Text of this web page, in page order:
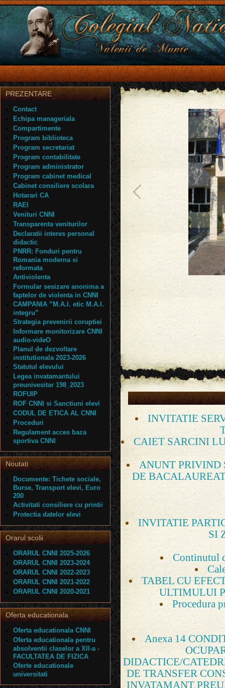
/
INVITATIE
CAIET SARCINI
ANUNT PRIVIND
DE
INVITATIE
SI
Continutul
TABEL CU
ULTIMULUI
Procedura
Anexa 14
DIDACTICE/
DE TRANSFER
INVATAMANT
PREZENTARE
Contact
Echipa manageriala
Compartimente
Program biblioteca
Program secretariat
Program contabilitate
Program administrator
Program cabinet medical
Cabinet consiliere scolara
Hotarari CA
RAEI
Venituri CNNI
Transparenta veniturilor
Declaratii interes personal
didactic
PNRR: Fonduri pentru
Romania moderna si
reformata
Antiviolenta
Formular sesizare anonima a
faptelor de violenta in CNNI
CAMPANIA ”M.A.I. etic M.A.I.
integru”
Strategia prevenirii coruptiei
Informare monitorizare CNNI
audio-videO
Planul de dezvoltare
institutionala 2023-2026
Statutul elevului
Legea invatamantului
preunivesitar 198_2023
ROFUIP
ROF CNNI si Sanctiuni elevi
CODUL DE ETICA AL CNNI
Proceduri
Regulament acces baza
sportiva CNNI
Noutati
Documente: Tichete sociale,
Burse, Transport elevi, Euro
200
Activitati consiliere cu printii
Protectia datelor elevi
Orarul scolii
ORARUL CNNI 2025-2026
ORARUL CNNI 2023-2024
ORARUL CNNI 2022-2023
ORARUL CNNI 2021-2022
ORARUL CNNI 2020-2021
Oferta educationala
Oferta educationala CNNI
Oferta educationala pentru
absolventii claselor a XII-a -
FACULTATEA DE FIZICA
Oferte educationale
universitati